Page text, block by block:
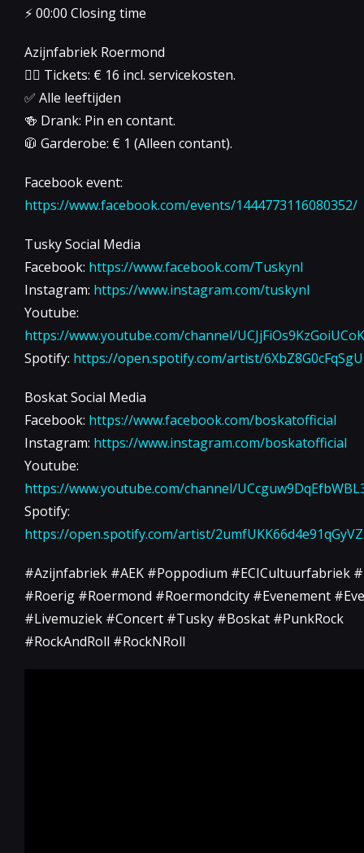
⚡️ 00:00 Closing time
Azijnfabriek Roermond
👉🏻 Tickets: € 16 incl. servicekosten.
✅ Alle leeftijden
🍻 Drank: Pin en contant.
🧥 Garderobe: € 1 (Alleen contant).
Facebook event:
https://www.facebook.com/events/1444773116080352/
Tusky Social Media
Facebook: https://www.facebook.com/Tuskynl
Instagram: https://www.instagram.com/tuskynl
Youtube:
https://www.youtube.com/channel/
Spotify: https://open.spotify.com/artist/
Boskat Social Media
Facebook: https://www.facebook.com/boskatofficial
Instagram: https://www.instagram.com/boskatofficial
Youtube:
https://www.youtube.com/channel/
Spotify:
https://open.spotify.com/artist/
#Azijnfabriek #AEK #Poppodium #ECICultuurfabriek
#Roerig #Roermond #Roermondcity #Evenement
#Livemuziek #Concert #Tusky #Boskat #PunkRock
#RockAndRoll #RockNRoll